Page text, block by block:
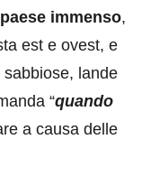
paese immenso,
est e ovest, e
lande
“quando
a causa delle